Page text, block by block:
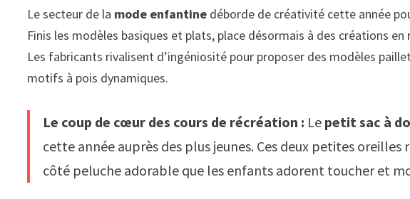
Le secteur de la mode enfantine déborde de créativité cette année
Finis les modèles basiques et plats, place désormais à des créations
Les fabricants rivalisent d’ingéniosité pour proposer des modèles
motifs à pois dynamiques.
Le coup de cœur des cours de récréation : Le petit sac à
cette année auprès des plus jeunes. Ces deux petites
côté peluche adorable que les enfants adorent toucher et